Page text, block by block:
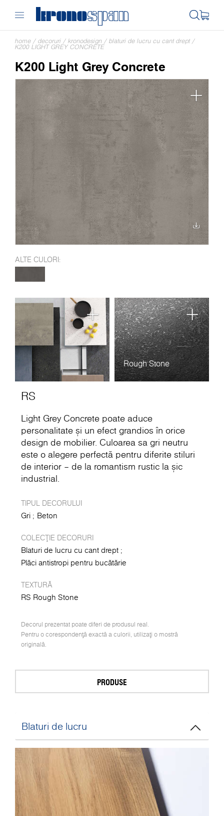
home / decoruri / kronodesign / blaturi de lucru cu cant drept /
K200 LIGHT GREY CONCRETE
K200 Light Grey Concrete
ALTE CULORI:
Rough Stone
RS
Light Grey Concrete poate aduce
personalitate și un efect grandios în orice
design de mobilier. Culoarea sa gri neutru
este o alegere perfectă pentru diferite stiluri
de interior – de la romantism rustic la șic
industrial.
TIPUL DECORULUI
Gri Beton
COLECȚIE DECORURI
Blaturi de lucru cu cant drept
Plăci antistropi pentru bucătărie
TEXTURĂ
RS Rough Stone
Decorul prezentat poate diferi de produsul real.
Pentru o corespondență exactă a culorii, utilizați o mostră
originală.
PRODUSE
Blaturi de lucru